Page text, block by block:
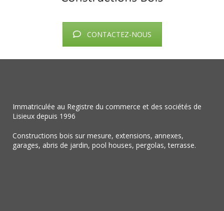
CONTACTEZ-NOUS
Immatriculée au Registre du commerce et des sociétés de
Lisieux depuis 1996
Constructions bois sur mesure, extensions, annexes,
garages, abris de jardin, pool houses, pergolas, terrasse.